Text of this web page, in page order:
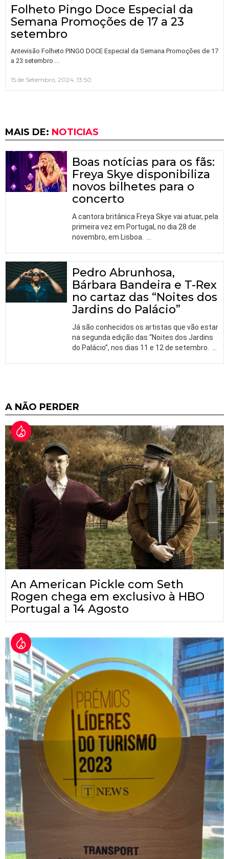
Folheto Pingo Doce Especial da
Semana Promoções de 17 a 23
setembro
Antevisão Folheto PINGO DOCE Especial da Semana Promoções de 17
a 23 setembro …
15 de Setembro, 2024, 13:50
MAIS DE: NOTICIAS
Boas notícias para os fãs:
Freya Skye disponibiliza
novos bilhetes para o
concerto
A cantora britânica Freya Skye vai atuar, pela
primeira vez em Portugal, no dia 28 de
novembro, em Lisboa. …
Pedro Abrunhosa,
Bárbara Bandeira e T-Rex
no cartaz das “Noites dos
Jardins do Palácio”
Já são conhecidos os artistas que vão estar
na segunda edição das “Noites dos Jardins
do Palácio”, nos dias 11 e 12 de setembro. …
A NÃO PERDER
An American Pickle com Seth
Rogen chega em exclusivo à HBO
Portugal a 14 Agosto